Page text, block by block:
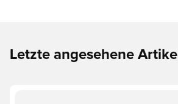
Letzte angesehene Artikel